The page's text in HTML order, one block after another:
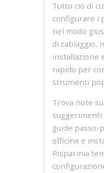
Tutto ciò di
configurare i
nel modo
di cablaggio,
installazione
rapido per
strumenti
Trova note
suggerimenti
guide passo-
officine e
Risparmia